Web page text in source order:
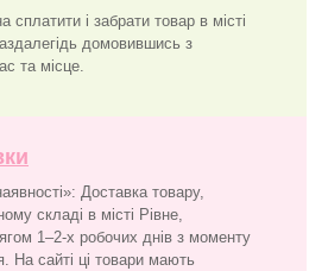
сплатити і забрати товар в місті
домовившись з
та місце.
Доставка товару,
складі в місті Рівне,
1–2-х робочих днів з моменту
На сайті ці товари мають